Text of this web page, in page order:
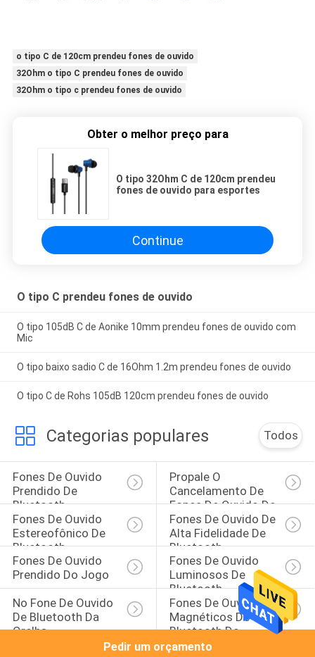
o tipo C de 120cm prendeu fones de ouvido
32Ohm o tipo C prendeu fones de ouvido
32Ohm o tipo c prendeu fones de ouvido
Obter o melhor preço para
O tipo 32Ohm C de 120cm prendeu
fones de ouvido para esportes
Continue
O tipo C prendeu fones de ouvido
O tipo 105dB C de Aonike 10mm prendeu fones de ouvido com
Mic
O tipo baixo sadio C de 16Ohm 1.2m prendeu fones de ouvido
O tipo C de Rohs 105dB 120cm prendeu fones de ouvido
Categorias populares Todos
Fones De Ouvido
Prendido De
Bluetooth
Propale O
Cancelamento De
Fones De Ouvido De
Bluetooth
Fones De Ouvido
Estereofônico De
Bluetooth
Fones De Ouvido De
Alta Fidelidade De
Bluetooth
Fones De Ouvido
Prendido Do Jogo
Fones De Ouvido
Luminosos De
Bluetooth
No Fone De Ouvido
De Bluetooth Da
Orelha
Fones De Ouvido
Magnéticos De
Bluetooth Do
Esporte
Pedir um orçamento